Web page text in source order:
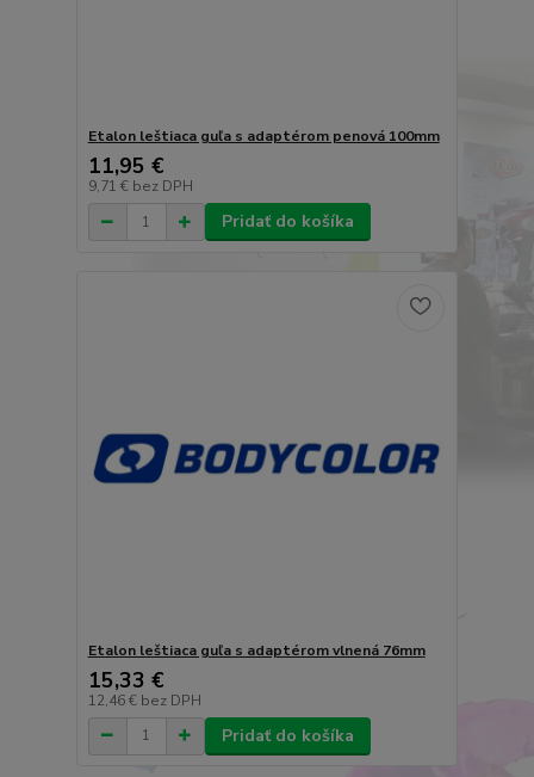
Etalon leštiaca guľa s adaptérom penová 100mm
11,95 €
9,71 € bez DPH
Pridať do košíka
Etalon leštiaca guľa s adaptérom vlnená 76mm
15,33 €
12,46 € bez DPH
Pridať do košíka